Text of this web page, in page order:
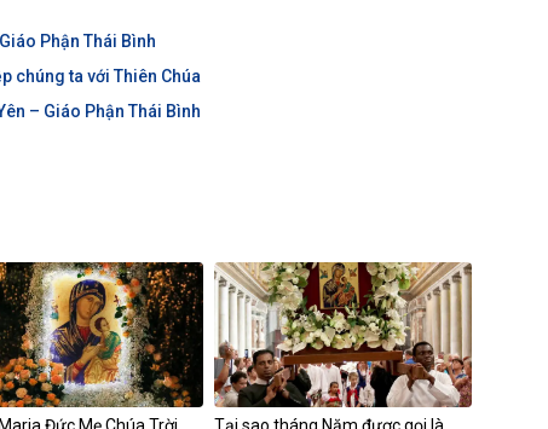
Phận Thái Bình
chúng ta với Thiên Chúa
– Giáo Phận Thái Bình